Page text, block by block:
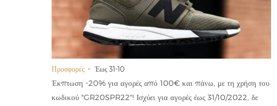
Προσφορές Έως 31-10
Έκπτωση -20% για αγορές από 100€ και πάνω, με τη χρήση του
κωδικού "GR20SPR22"! Ισχύει για αγορές έως 31/10/2022, δε